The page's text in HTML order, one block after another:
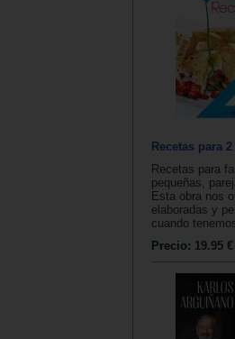
Recetas para 2
Recetas para
pequeñas,
Esta obra nos
elaboradas y
cuando
Precio: 19.95 €